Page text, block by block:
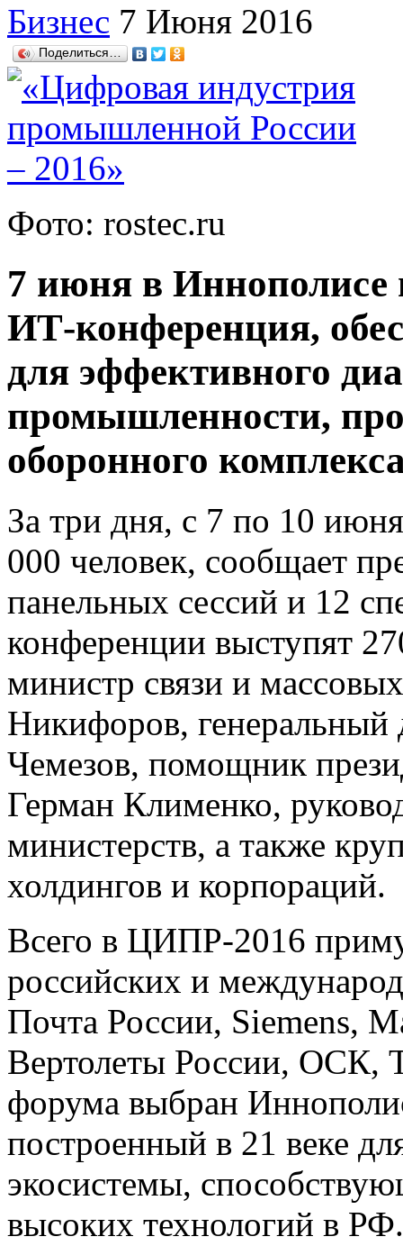
Бизнес 7 Июня 2016
Поделиться…
Фото: rostec.ru
7 июня в Иннополисе
ИТ-конференция,
для эффективного
промышленности,
оборонного
За три дня, с 7 по 10
000 человек, сообщает
панельных сессий и 12
конференции выступят
министр связи и
Никифоров, генеральный
Чемезов, помощник
Герман Клименко,
министерств, а также
холдингов и корпораций.
Всего в ЦИПР-2016
российских и
Почта России, Siemens,
Вертолеты России, ОСК,
форума выбран
построенный в 21 веке
экосистемы,
высоких технологий в РФ.